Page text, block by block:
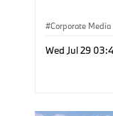
Corporate Media
Wed Jul 29